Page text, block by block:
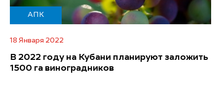
АПК
18 Января 2022
В 2022 году на Кубани планируют заложить
1500 га виноградников